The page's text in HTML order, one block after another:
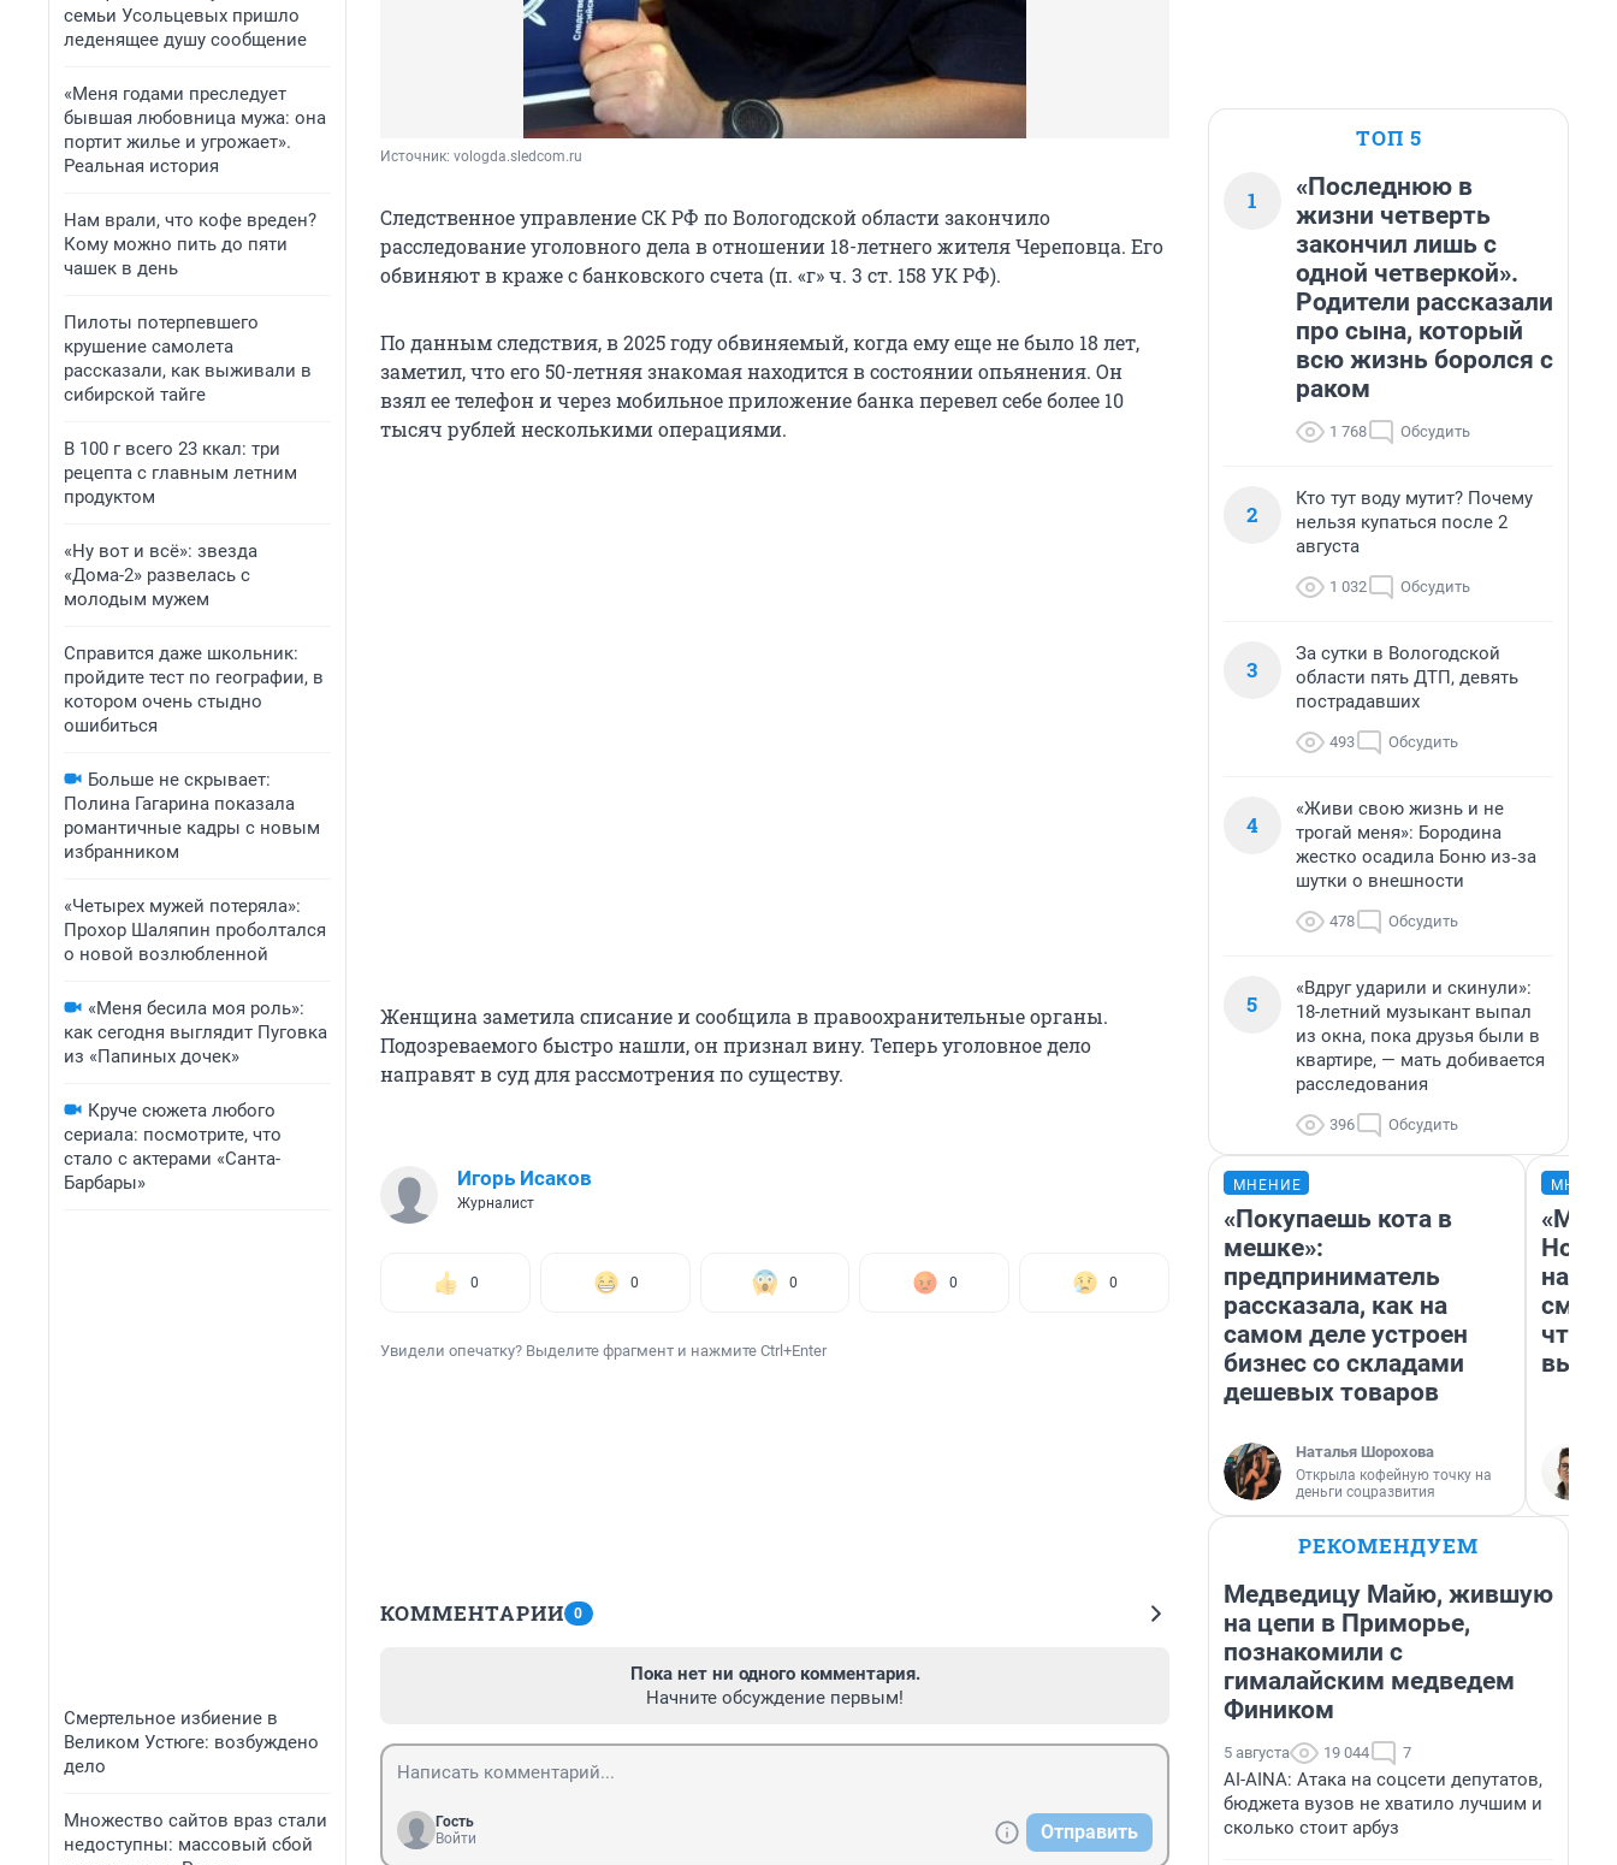
семьи Усольцевых пришло
леденящее душу сообщение
«Меня годами преследует
бывшая любовница мужа: она
портит жилье и угрожает».
Реальная история
Нам врали, что кофе вреден?
Кому можно пить до пяти
чашек в день
Пилоты потерпевшего
крушение самолета
рассказали, как выживали в
сибирской тайге
В 100 г всего 23 ккал: три
рецепта с главным летним
продуктом
«Ну вот и всё»: звезда
«Дома-2» развелась с
молодым мужем
Справится даже школьник:
пройдите тест по географии, в
котором очень стыдно
ошибиться
Больше не скрывает:
Полина Гагарина показала
романтичные кадры с новым
избранником
«Четырех мужей потеряла»:
Прохор Шаляпин проболтался
о новой возлюбленной
«Меня бесила моя роль»:
как сегодня выглядит Пуговка
из «Папиных дочек»
Круче сюжета любого
сериала: посмотрите, что
стало с актерами «Санта-
Барбары»
Смертельное избиение в
Великом Устюге: возбуждено
дело
Множество сайтов враз стали
недоступны: массовый сбой
Источник: vologda.sledcom.ru
Следственное управление СК РФ по Вологодской области закончило
расследование уголовного дела в отношении 18-летнего жителя Череповца. Его
обвиняют в краже с банковского счета (п. «г» ч. 3 ст. 158 УК РФ).
По данным следствия, в 2025 году обвиняемый, когда ему еще не было 18 лет,
заметил, что его 50-летняя знакомая находится в состоянии опьянения. Он
взял ее телефон и через мобильное приложение банка перевел себе более 10
тысяч рублей несколькими операциями.
Женщина заметила списание и сообщила в правоохранительные органы.
Подозреваемого быстро нашли, он признал вину. Теперь уголовное дело
направят в суд для рассмотрения по существу.
Игорь Исаков
Журналист
0 0 0 0 0
Увидели опечатку? Выделите фрагмент и нажмите Ctrl+Enter
КОММЕНТАРИИ 0
Пока нет ни одного комментария.
Начните обсуждение первым!
Гость
Войти
Отправить
ТОП 5
1
«Последнюю в
жизни четверть
закончил лишь с
одной четверкой».
Родители рассказали
про сына, который
всю жизнь боролся с
раком
1 768 Обсудить
2
Кто тут воду мутит? Почему
нельзя купаться после 2
августа
1 032 Обсудить
3
За сутки в Вологодской
области пять ДТП, девять
пострадавших
493 Обсудить
4
«Живи свою жизнь и не
трогай меня»: Бородина
жестко осадила Боню из‑за
шутки о внешности
478 Обсудить
5
«Вдруг ударили и скинули»:
18-летний музыкант выпал
из окна, пока друзья были в
квартире, — мать добивается
расследования
396 Обсудить
МНЕНИЕ
«Покупаешь кота в
мешке»:
предприниматель
рассказала, как на
самом деле устроен
бизнес со складами
дешевых товаров
Наталья Шорохова
Открыла кофейную точку на
деньги соцразвития
«Мы
РЕКОМЕНДУЕМ
Медведицу Майю, жившую
на цепи в Приморье,
познакомили с
гималайским медведем
Фиником
5 августа 19 044 7
AI-AINA: Атака на соцсети депутатов,
бюджета вузов не хватило лучшим и
сколько стоит арбуз